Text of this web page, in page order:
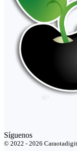
Síguenos
© 2022 - 2026